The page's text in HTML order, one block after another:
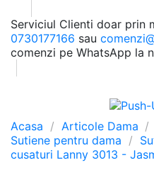
Serviciul Clienti doar prin
0730177166 sau
comenzi pe WhatsApp la
Acasa
Articole Dama
Sutiene pentru dama
cusaturi Lanny 3013 -